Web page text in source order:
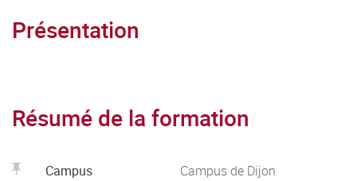
Présentation
Résumé de la formation
Campus Campus de Dijon